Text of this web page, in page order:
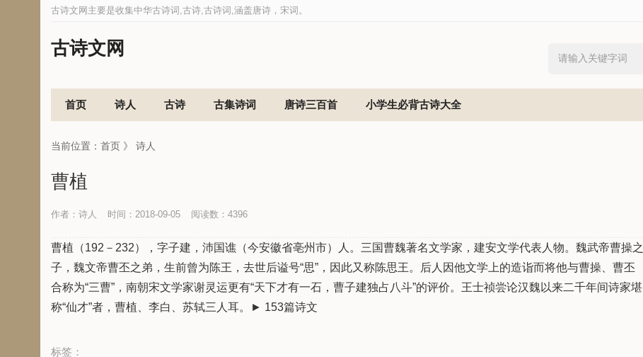
古诗文网主要是收集中华古诗词,古诗,古诗词,涵盖唐诗，宋词。
古诗文网
首页 诗人 古诗 古集诗词 唐诗三百首 小学生必背古诗大全
当前位置： 首页 》 诗人
曹植
作者：诗人 时间：2018-09-05 阅读数： 4396
曹植（192－232），字子建，沛国谯（今安徽省亳州市）人。三国曹魏著名文学家，建安文学代表人物。魏武帝曹操之
子，魏文帝曹丕之弟，生前曾为陈王，去世后谥号“思”，因此又称陈思王。后人因他文学上的造诣而将他与曹操、曹丕
合称为“三曹”，南朝宋文学家谢灵运更有“天下才有一石，曹子建独占八斗”的评价。王士祯尝论汉魏以来二千年间诗家堪
称“仙才”者，曹植、李白、苏轼三人耳。► 153篇诗文
标签：